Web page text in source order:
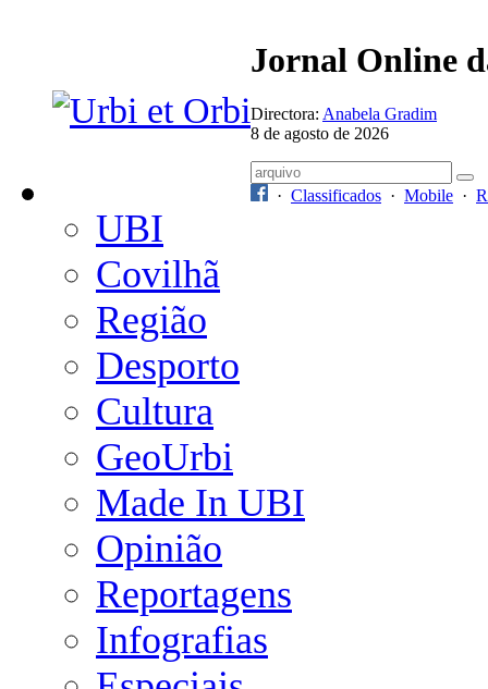
Jornal Online
Directora: Anabela Gradim
8 de agosto de 2026
· Classificados · Mobile ·
UBI
Covilhã
Região
Desporto
Cultura
GeoUrbi
Made In UBI
Opinião
Reportagens
Infografias